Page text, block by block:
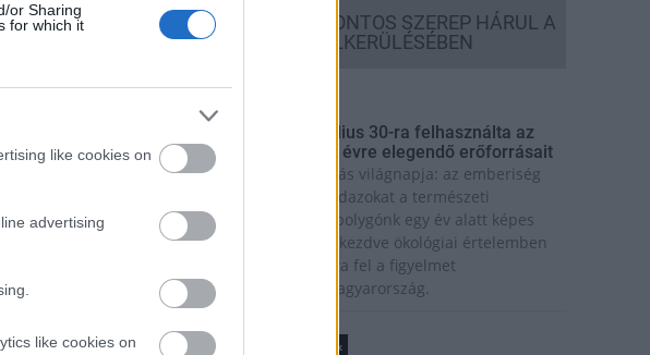
or Sharing
for which it
like cookies on
advertising
like cookies on
A LAKOSSÁGRA IS FONTOS SZEREP HÁRUL A
SZÚNYOGINVÁZIÓ ELKERÜLÉSÉBEN
Túlfogyasztás napja - július 30-ra felhasználta az
emberiség a Föld egész évre elegendő erőforrásait
Ma van idén a túlfogyasztás világnapja: az emberiség
eddigre használta fel mindazokat a természeti
erőforrásokat, amelyeket bolygónk egy év alatt képes
megújítani. Ettől a naptól kezdve ökológiai értelemben
már „hitelből élünk” – hívta fel a figyelmet
közleményében a WWF Magyarország.
Helyi hírek